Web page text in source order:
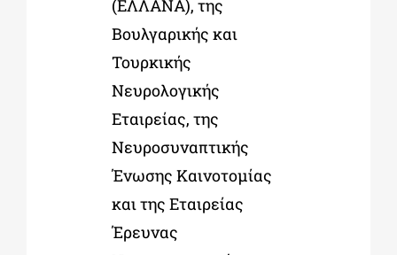
(ΕΛΛΑΝΑ), της
Βουλγαρικής και
Τουρκικής
Νευρολογικής
Εταιρείας, της
Νευροσυναπτικής
Ένωσης Καινοτομίας
και της Εταιρείας
Έρευνας